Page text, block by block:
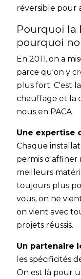
réversible pour
Pourquoi la
pourquoi
En 2011, on a
parce qu'on y
plus fort. C'est
chauffage et la
nous en PACA.
Une expertise
Chaque
permis d'affiner
meilleurs
toujours plus
vous, on ne
on vient avec
projets réussis.
Un partenaire
les spécificités
On est là pour